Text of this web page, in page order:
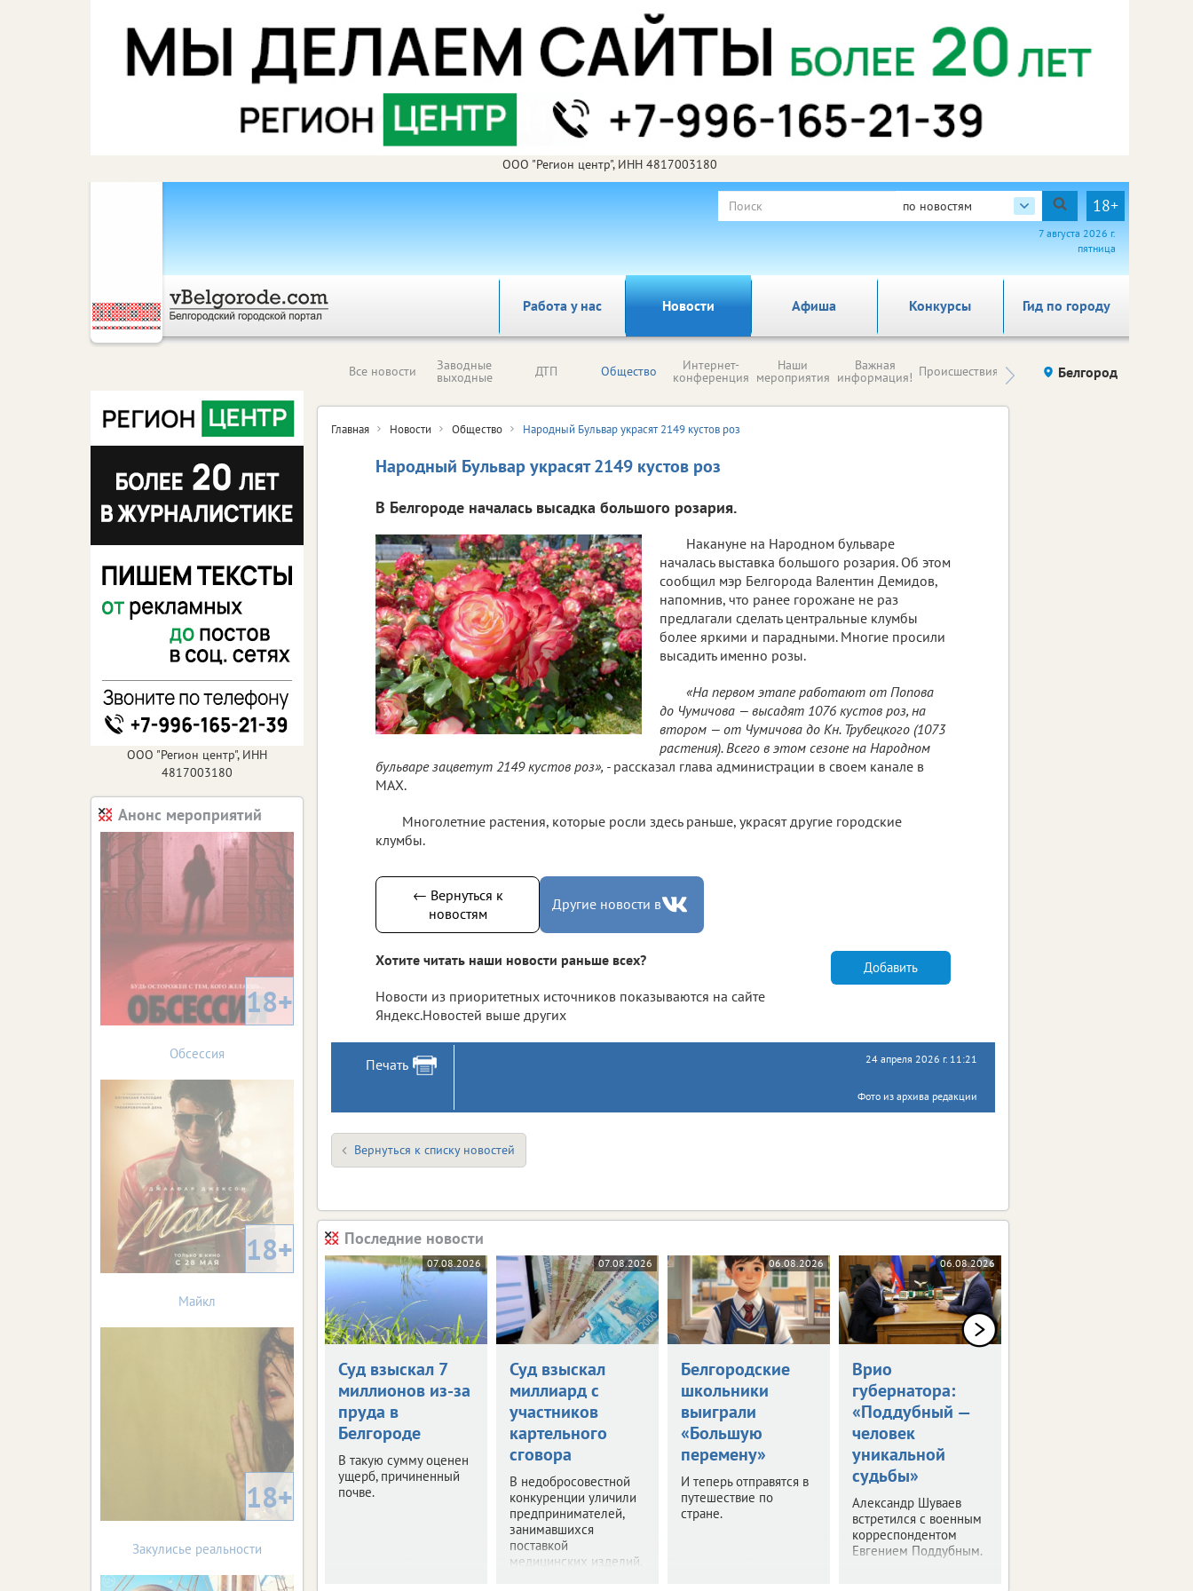
ООО "Регион центр", ИНН 4817003180
по новостям 18+
7 августа 2026 г.
пятница
Работа у нас Новости Афиша Гид по городу
Конкурсы
Все новости Заводные
выходные ДТП Общество Интернет-
конференция
Наши
мероприятия
Важная
информация! Происшествия Здоровье компаний (на
правах
Белгород
Главная Новости Общество Народный Бульвар украсят 2149 кустов роз
Народный Бульвар украсят 2149 кустов роз
В Белгороде началась высадка большого розария.
Накануне на Народном бульваре
началась выставка большого розария. Об этом
сообщил мэр Белгорода Валентин Демидов,
напомнив, что ранее горожане не раз
предлагали сделать центральные клумбы
более яркими и парадными. Многие просили
высадить именно розы.
«На первом этапе работают от Попова
до Чумичова — высадят 1076 кустов роз, на
втором — от Чумичова до Кн. Трубецкого (1073
растения). Всего в этом сезоне на Народном
бульваре зацветут 2149 кустов роз», - рассказал глава администрации в своем канале в
МАХ.
Многолетние растения, которые росли здесь раньше, украсят другие городские
клумбы.
← Вернуться к
новостям
Другие новости в
Хотите читать наши новости раньше всех?
Новости из приоритетных источников показываются на сайте
Яндекс.Новостей выше других
Добавить
Печать 24 апреля 2026 г. 11:21
Фото из архива редакции
Вернуться к списку новостей
Последние новости
07.08.2026
Суд взыскал 7
миллионов из-за
пруда в
Белгороде
В такую сумму оценен
ущерб, причиненный
почве.
07.08.2026
Суд взыскал
миллиард с
участников
картельного
сговора
В недобросовестной
конкуренции уличили
предпринимателей,
занимавшихся
поставкой
медицинских изделий.
06.08.2026
Белгородские
школьники
выиграли
«Большую
перемену»
И теперь отправятся в
путешествие по
стране.
06.08.2026
Врио
губернатора:
«Поддубный —
человек
уникальной
судьбы»
Александр Шуваев
встретился с военным
корреспондентом
Евгением Поддубным.
ООО "Регион центр", ИНН
4817003180
Анонс мероприятий
18+
Обсессия
18+
Майкл
18+
Закулисье реальности